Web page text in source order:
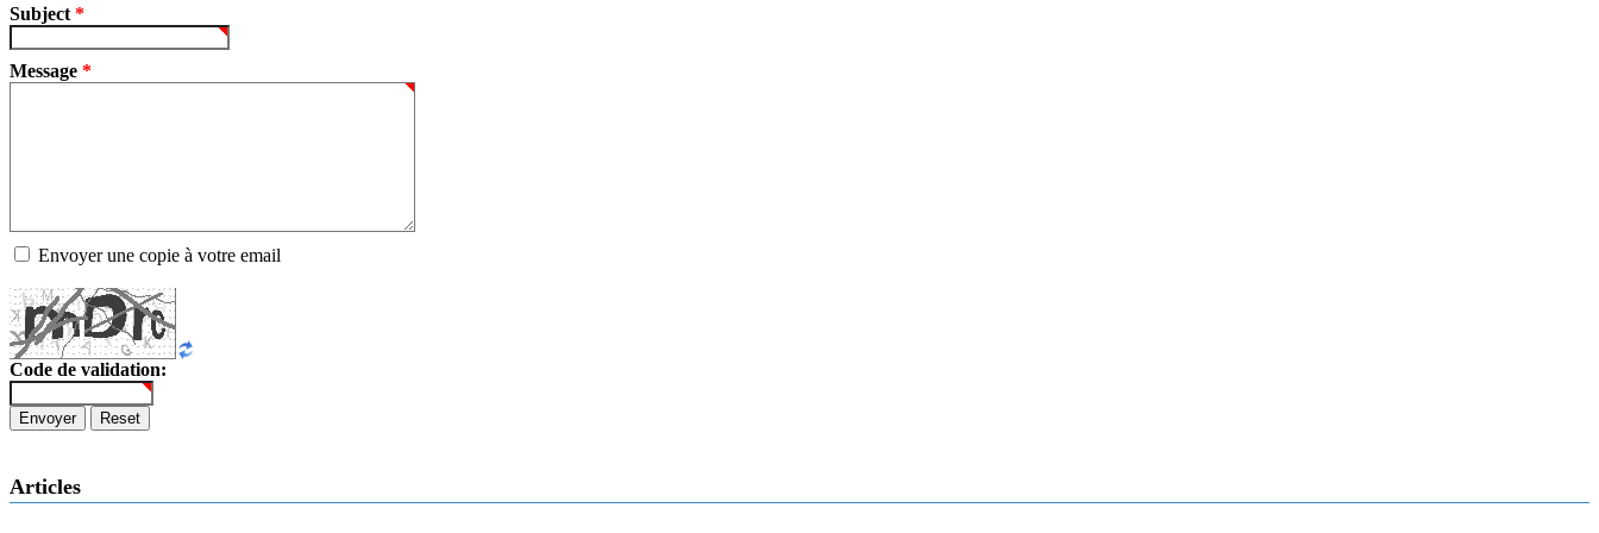
Subject *
Message *
Envoyer une copie à votre email
Code de validation:
Envoyer Reset
Articles